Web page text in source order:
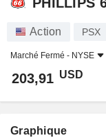
Action PSX
Marché Fermé - NYSE
203,91 USD
Graphique